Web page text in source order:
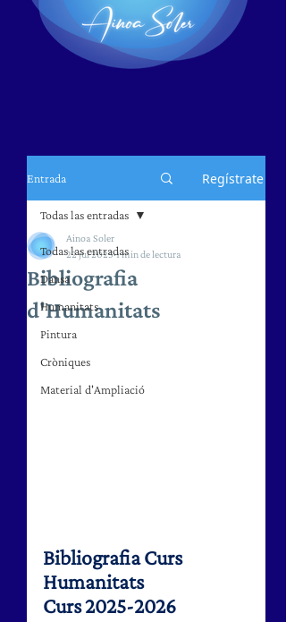
Entrada Regístrate
Todas las entradas
Dansa
Humanitats
Pintura
Cròniques
Material d'Ampliació
Todas las entradas
Bibliografia
d'Humanitats
Ainoa Soler
22 jul 2025 1 min de lectura
Bibliografia Curs
Humanitats
Curs 2025-2026